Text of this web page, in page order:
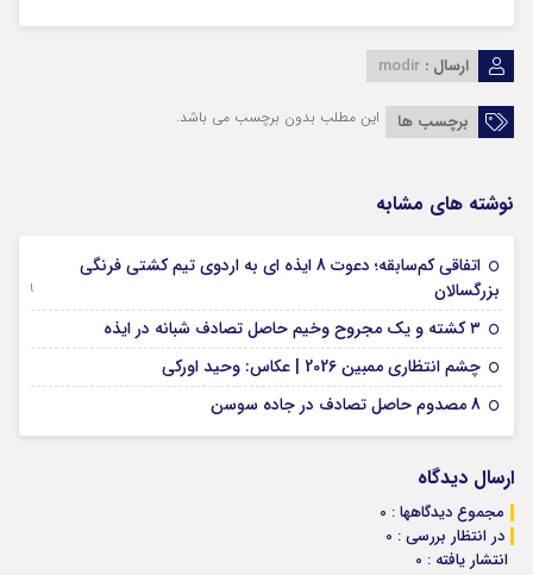
ارسال : modir
برچسب ها این مطلب بدون برچسب می باشد.
نوشته های مشابه
اتفاقی کم‌سابقه؛ دعوت 8 ایذه ای به اردوی تیم کشتی فرنگی
بزرگسالان
09 جولای 2026
۳ کشته و یک مجروح وخیم حاصل تصادف شبانه در ایذه
چشم انتظاری ممبین 2026 | عکاس: وحید اورکی
8 مصدوم حاصل تصادف در جاده سوسن
ارسال دیدگاه
مجموع دیدگاهها : 0
در انتظار بررسی : 0
انتشار یافته : 0